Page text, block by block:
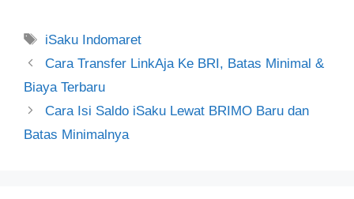
Tag
iSaku Indomaret
Cara Transfer LinkAja Ke BRI, Batas Minimal &
Biaya Terbaru
Cara Isi Saldo iSaku Lewat BRIMO Baru dan
Batas Minimalnya